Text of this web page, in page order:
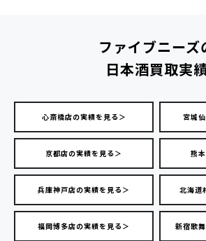
ファイブニーズ
日本酒買取実
心斎橋店の実績を見る＞ 宮城
京都店の実績を見る＞ 熊
兵庫神戸店の実績を見る＞ 北海道
福岡博多店の実績を見る＞ 新宿歌